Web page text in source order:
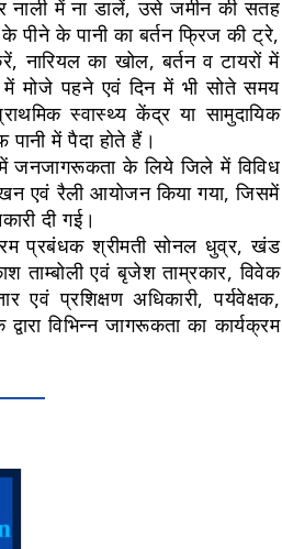
नाली में ना डालें, उसे जमीन की सतह
पीने के पानी का बर्तन फ्रिज की ट्रे,
नारियल का खोल, बर्तन व टायरों में
मोजे पहने एवं दिन में भी सोते समय
स्वास्थ्य केंद्र या सामुदायिक
में पैदा होते हैं।
में जनजागरूकता के लिये जिले में विविध
एवं रैली आयोजन किया गया, जिसमें
दी गई।
प्रबंधक श्रीमती सोनल धुव्र, खंड
ताम्बोली एवं बृजेश ताम्रकार, विवेक
एवं प्रशिक्षण अधिकारी, पर्यवेक्षक,
विभिन्न जागरूकता का कार्यक्रम